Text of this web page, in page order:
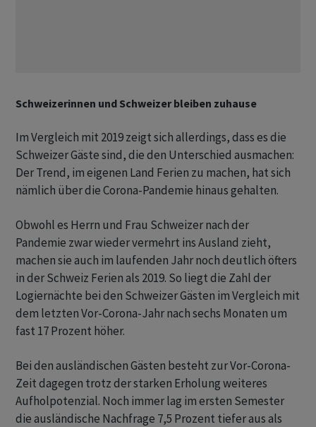
Schweizerinnen und Schweizer bleiben zuhause
Im Vergleich mit 2019 zeigt sich allerdings, dass es die
Schweizer Gäste sind, die den Unterschied ausmachen:
Der Trend, im eigenen Land Ferien zu machen, hat sich
nämlich über die Corona-Pandemie hinaus gehalten.
Obwohl es Herrn und Frau Schweizer nach der
Pandemie zwar wieder vermehrt ins Ausland zieht,
machen sie auch im laufenden Jahr noch deutlich öfters
in der Schweiz Ferien als 2019. So liegt die Zahl der
Logiernächte bei den Schweizer Gästen im Vergleich mit
dem letzten Vor-Corona-Jahr nach sechs Monaten um
fast 17 Prozent höher.
Bei den ausländischen Gästen besteht zur Vor-Corona-
Zeit dagegen trotz der starken Erholung weiteres
Aufholpotenzial. Noch immer lag im ersten Semester
die ausländische Nachfrage 7,5 Prozent tiefer aus als